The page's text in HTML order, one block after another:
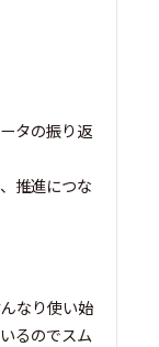
タの振り返
推進につな
なり使い始
るのでスム